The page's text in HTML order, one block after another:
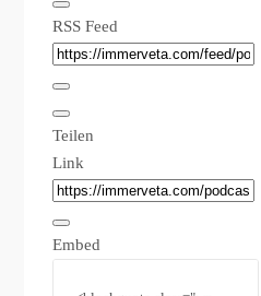
RSS Feed
Teilen
Link
Embed